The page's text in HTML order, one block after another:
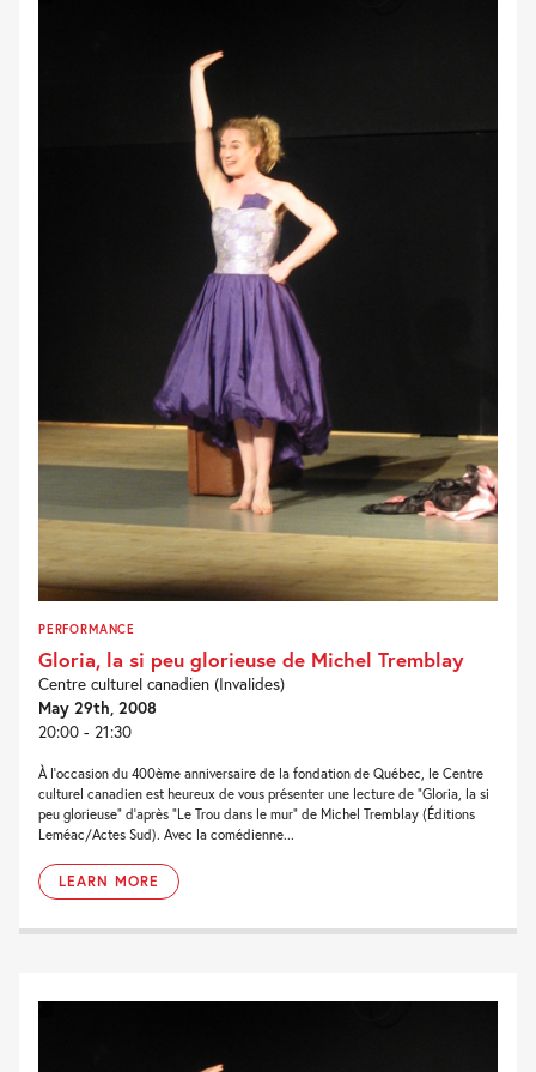
PERFORMANCE
Gloria, la si peu glorieuse de Michel Tremblay
Centre culturel canadien (Invalides)
May 29th, 2008
20:00 - 21:30
À l’occasion du 400ème anniversaire de la fondation de Québec, le Centre
culturel canadien est heureux de vous présenter une lecture de “Gloria, la si
peu glorieuse” d’après “Le Trou dans le mur” de Michel Tremblay (Éditions
Leméac/Actes Sud). Avec la comédienne...
LEARN MORE